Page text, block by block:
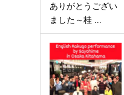
ありがとうござい
ました～桂 ...